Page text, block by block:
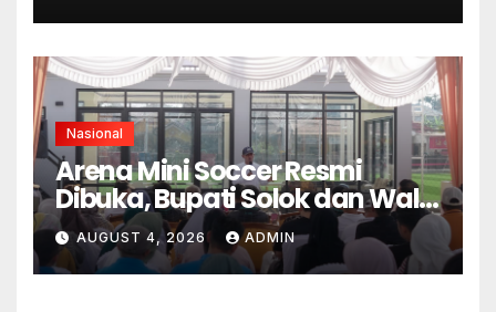
Nasional
Arena Mini Soccer Resmi
Dibuka, Bupati Solok dan Wali
Kota Kompak Dukung
Pembinaan Atlet
AUGUST 4, 2026 ADMIN